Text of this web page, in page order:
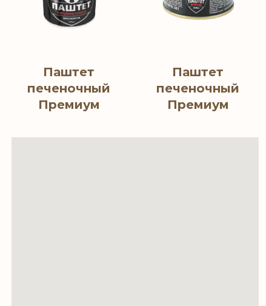
Паштет
печеночный
Премиум
Паштет
печеночный
Премиум